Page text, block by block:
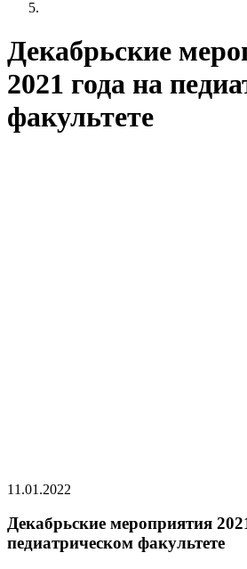
Декабрьские
2021 года на
факультете
11.01.2022
Декабрьские мероприятия
педиатрическом факультете